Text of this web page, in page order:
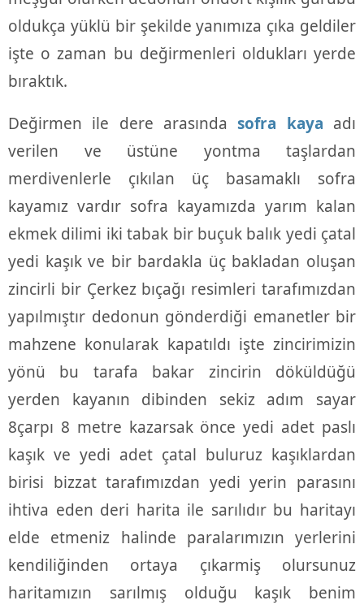
oldukça yüklü bir şekilde yanımıza çıka geldiler
işte o zaman bu değirmenleri oldukları yerde
bıraktık.
Değirmen ile dere arasındasofra kaya adı
verilen ve üstüne yontma taşlardan
merdivenlerle çıkılan üç basamaklı sofra
kayamız vardır sofra kayamızda yarım kalan
ekmek dilimi iki tabak bir buçuk balık yedi çatal
yedi kaşık ve bir bardakla üç bakladan oluşan
zincirli bir Çerkez bıçağı resimleri tarafımızdan
yapılmıştır dedonun gönderdiği emanetler bir
mahzene konularak kapatıldı işte zincirimizin
yönü bu tarafa bakar zincirin döküldüğü
yerden kayanın dibinden sekiz adım sayar
8çarpı 8 metre kazarsak önce yedi adet paslı
kaşık ve yedi adet çatal buluruz kaşıklardan
birisi bizzat tarafımızdan yedi yerin parasını
ihtiva eden deri harita ile sarılıdır bu haritayı
elde etmeniz halinde paralarımızın yerlerini
kendiliğinden ortaya çıkarmiş olursunuz
haritamızın sarılmış olduğu kaşık benim